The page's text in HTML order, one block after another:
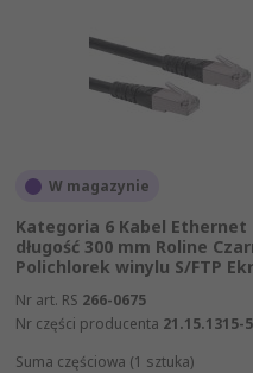
W magazynie
Kategoria 6 Kabel Ethernet
długość 300 mm Roline
Polichlorek winylu S/FTP
Nr art. RS 266-0675
Nr części producenta 21.15.1315-
Suma częściowa (1 sztuka)